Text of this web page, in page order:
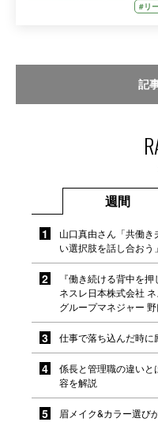
#リ
記
週間
山口真由さん「共働
い選択肢を話し合おう」
『働き続ける背中を押
ネスレ日本株式会社
グループマネジャー 野
仕事で落ち込んだ時に
係長と管理職の違い
容を解説
眉メイク&カラー選び